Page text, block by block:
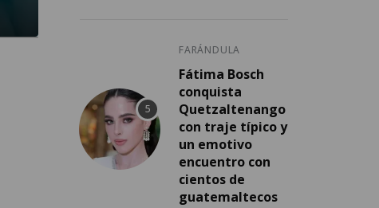
FARÁNDULA
Fátima Bosch
conquista
Quetzaltenango
con traje típico y
un emotivo
encuentro con
cientos de
guatemaltecos